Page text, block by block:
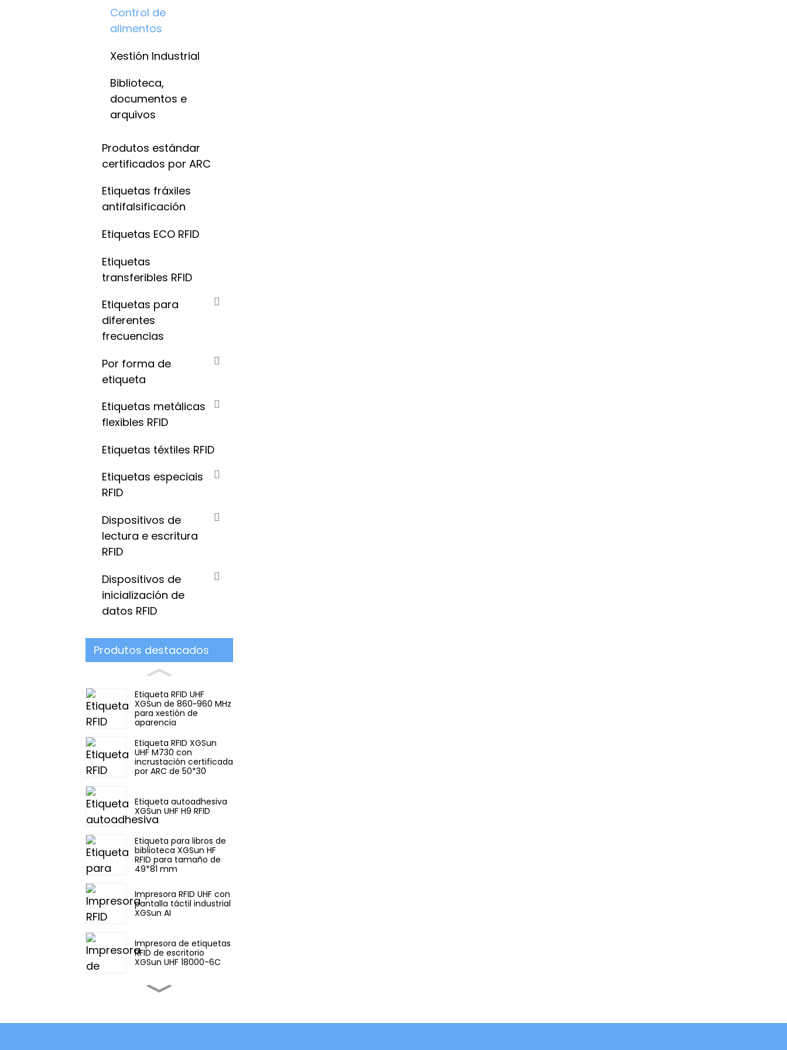
Control de
alimentos
Xestión Industrial
Biblioteca,
documentos e
arquivos
Produtos estándar
certificados por ARC
Etiquetas fráxiles
antifalsificación
Etiquetas ECO RFID
Etiquetas
transferibles RFID
Etiquetas para
diferentes
frecuencias
Por forma de
etiqueta
Etiquetas metálicas
flexibles RFID
Etiquetas téxtiles RFID
Etiquetas especiais
RFID
Dispositivos de
lectura e escritura
RFID
Dispositivos de
inicialización de
datos RFID
Produtos destacados
Etiqueta RFID UHF
XGSun de 860~960 MHz
para xestión de
aparencia
Etiqueta RFID XGSun
UHF M730 con
incrustación certificada
por ARC de 50*30
Etiqueta autoadhesiva
XGSun UHF H9 RFID
Etiqueta para libros de
biblioteca XGSun HF
RFID para tamaño de
49*81 mm
Impresora RFID UHF con
pantalla táctil industrial
XGSun AI
Impresora de etiquetas
RFID de escritorio
XGSun UHF 18000-6C
Impresora RFID UHF con